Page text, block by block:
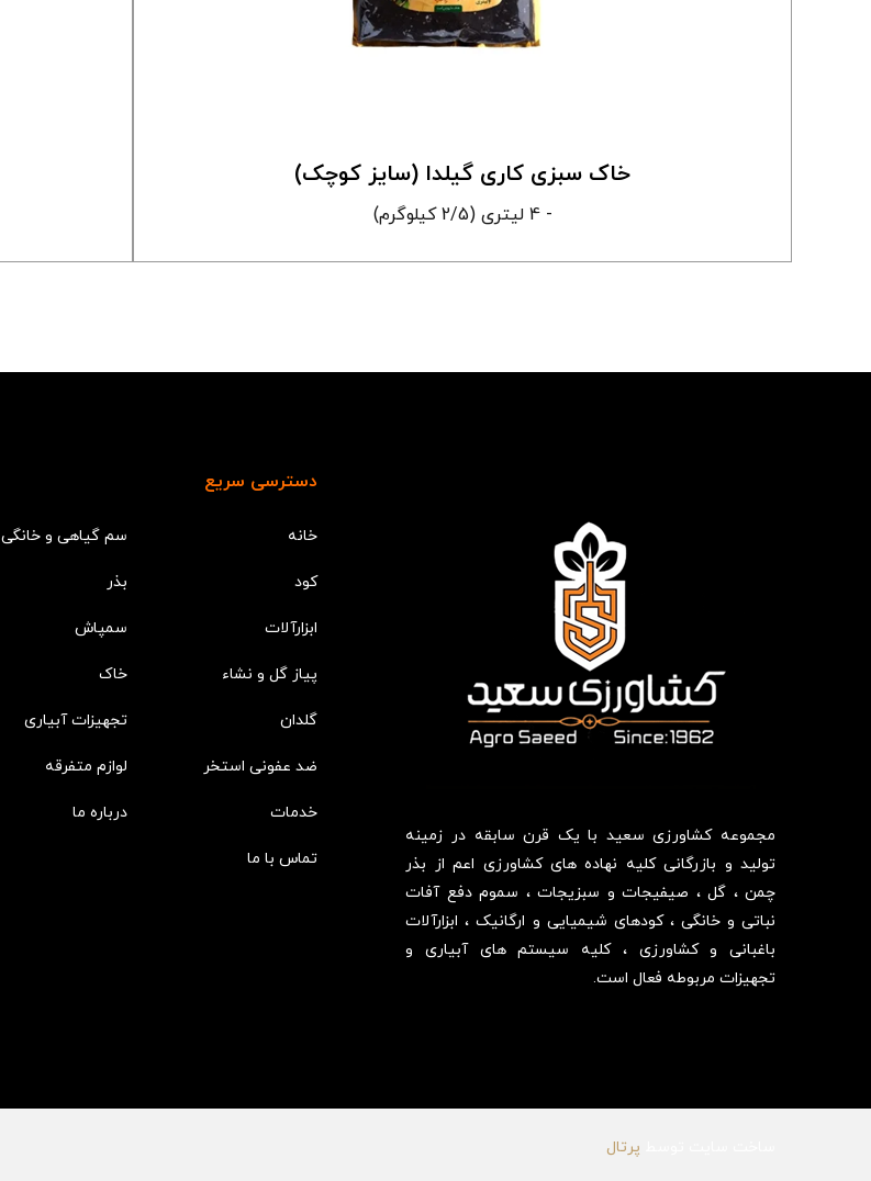
خاک سبزی کاری گیلدا (سایز کوچک)
- 4 لیتری (2/5 کیلوگرم)
مجموعه کشاورزی سعید با یک قرن سابقه در زمینه
تولید و بازرگانی کلیه نهاده های کشاورزی اعم از بذر
چمن ، گل ، صیفیجات و سبزیجات ، سموم دفع آفات
نباتی و خانگی ، کودهای شیمیایی و ارگانیک ، ابزارآلات
باغبانی و کشاورزی ، کلیه سیستم های آبیاری و
تجهیزات مربوطه فعال است.
دسترسی سریع
خانه سم گیاهی و خانگی
کود بذر
ابزارآلات سمپاش
پیاز گل و نشاء خاک
گلدان تجهیزات آبیاری
ضد عفونی استخر لوازم متفرقه
خدمات درباره ما
تماس با ما
پرتال